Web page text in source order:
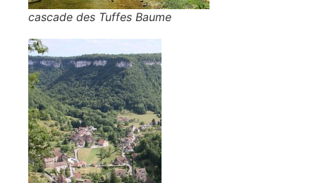
cascade des Tuffes Baume